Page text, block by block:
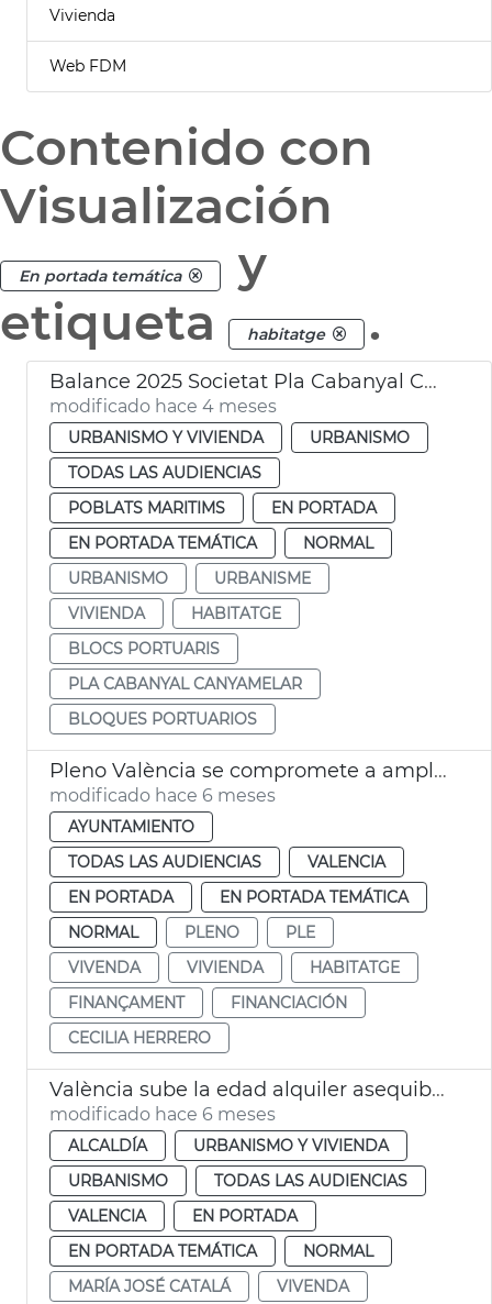
Vivienda
Web FDM
Contenido con
Visualización
En portada temática
y
etiqueta
habitatge .
Balance 2025 Societat Pla Cabanyal Canyamelar
modificado hace 4 meses
URBANISMO Y VIVIENDA
URBANISMO
TODAS LAS AUDIENCIAS
POBLATS MARITIMS
EN PORTADA
EN PORTADA TEMÁTICA
NORMAL
URBANISMO
URBANISME
VIVIENDA
HABITATGE
BLOCS PORTUARIS
PLA CABANYAL CANYAMELAR
BLOQUES PORTUARIOS
Pleno València se compromete a ampliar ayudas al alquiler
modificado hace 6 meses
AYUNTAMIENTO
TODAS LAS AUDIENCIAS
VALENCIA
EN PORTADA
EN PORTADA TEMÁTICA
NORMAL
PLENO
PLE
VIVENDA
VIVIENDA
HABITATGE
FINANÇAMENT
FINANCIACIÓN
CECILIA HERRERO
València sube la edad alquiler asequible joven a los 45 años
modificado hace 6 meses
ALCALDÍA
URBANISMO Y VIVIENDA
URBANISMO
TODAS LAS AUDIENCIAS
VALENCIA
EN PORTADA
EN PORTADA TEMÁTICA
NORMAL
MARÍA JOSÉ CATALÁ
VIVENDA